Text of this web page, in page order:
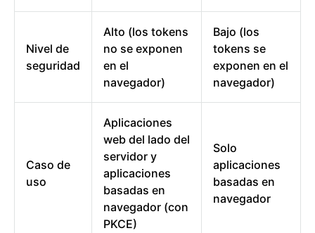
Nivel de
seguridad
Alto (los tokens
no se exponen
en el
navegador)
Bajo (los
tokens se
exponen en el
navegador)
Caso de
uso
Aplicaciones
web del lado del
servidor y
aplicaciones
basadas en
navegador (con
PKCE)
Solo
aplicaciones
basadas en
navegador